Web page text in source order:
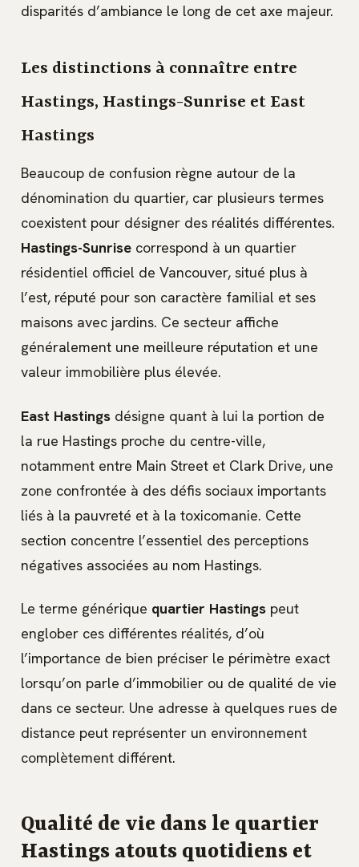
disparités d’ambiance le long de cet axe majeur.
Les distinctions à connaître entre
Hastings, Hastings-Sunrise et East
Hastings
Beaucoup de confusion règne autour de la
dénomination du quartier, car plusieurs termes
coexistent pour désigner des réalités différentes.
Hastings-Sunrise correspond à un quartier
résidentiel officiel de Vancouver, situé plus à
l’est, réputé pour son caractère familial et ses
maisons avec jardins. Ce secteur affiche
généralement une meilleure réputation et une
valeur immobilière plus élevée.
East Hastings désigne quant à lui la portion de
la rue Hastings proche du centre-ville,
notamment entre Main Street et Clark Drive, une
zone confrontée à des défis sociaux importants
liés à la pauvreté et à la toxicomanie. Cette
section concentre l’essentiel des perceptions
négatives associées au nom Hastings.
Le terme générique quartier Hastings peut
englober ces différentes réalités, d’où
l’importance de bien préciser le périmètre exact
lorsqu’on parle d’immobilier ou de qualité de vie
dans ce secteur. Une adresse à quelques rues de
distance peut représenter un environnement
complètement différent.
Qualité de vie dans le quartier
Hastings atouts quotidiens et